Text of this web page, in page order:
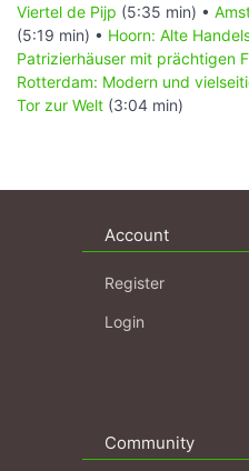
Viertel de Pijp (5:35 min) •
(5:19 min) • Hoorn: Alte
Patrizierhäuser mit prächtigen
Rotterdam: Modern und
Tor zur Welt (3:04 min)
Account
Register
Login
Community